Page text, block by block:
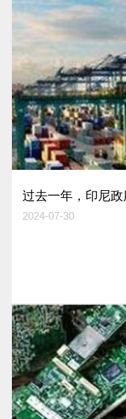
过去一年，印尼
2024-07-30